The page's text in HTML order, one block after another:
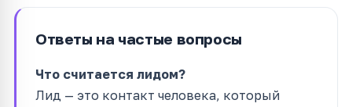
Ответы на частые вопросы
Что считается лидом?
Лид — это контакт человека, который